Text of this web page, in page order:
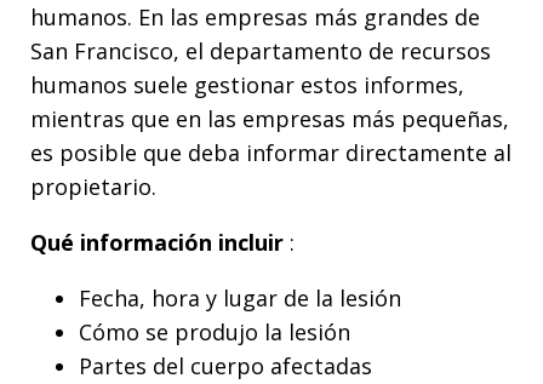
humanos. En las empresas más grandes de
San Francisco, el departamento de recursos
humanos suele gestionar estos informes,
mientras que en las empresas más pequeñas,
es posible que deba informar directamente al
propietario.
Qué información incluir :
Fecha, hora y lugar de la lesión
Cómo se produjo la lesión
Partes del cuerpo afectadas